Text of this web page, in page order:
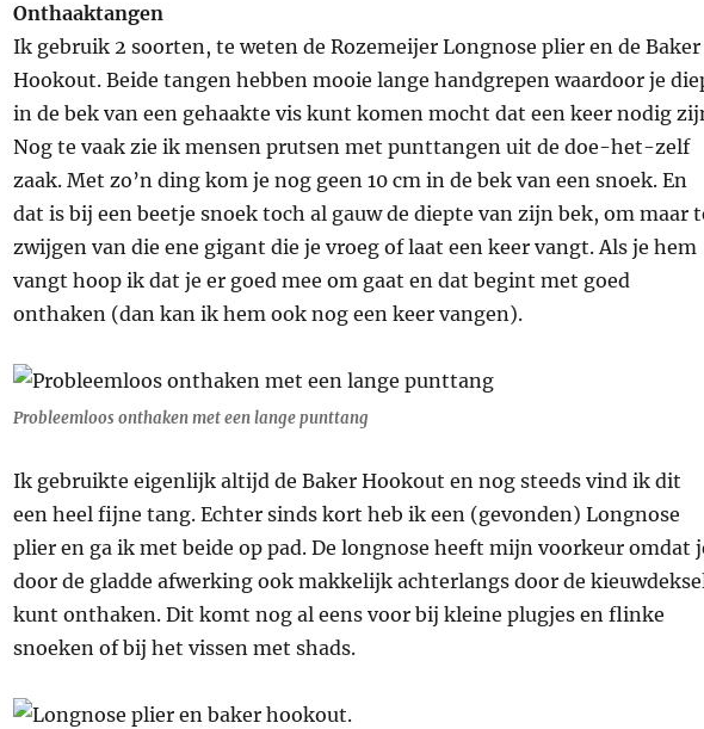
Onthaaktangen
Ik gebruik 2 soorten, te weten de Rozemeijer Longnose plier en de Baker
Hookout. Beide tangen hebben mooie lange handgrepen waardoor je
in de bek van een gehaakte vis kunt komen mocht dat een keer nodig
Nog te vaak zie ik mensen prutsen met punttangen uit de doe-het-zelf
zaak. Met zo’n ding kom je nog geen 10 cm in de bek van een snoek. En
dat is bij een beetje snoek toch al gauw de diepte van zijn bek, om maar
zwijgen van die ene gigant die je vroeg of laat een keer vangt. Als je hem
vangt hoop ik dat je er goed mee om gaat en dat begint met goed
onthaken (dan kan ik hem ook nog een keer vangen).
Probleemloos onthaken met een lange punttang
Ik gebruikte eigenlijk altijd de Baker Hookout en nog steeds vind ik dit
een heel fijne tang. Echter sinds kort heb ik een (gevonden) Longnose
plier en ga ik met beide op pad. De longnose heeft mijn voorkeur omdat
door de gladde afwerking ook makkelijk achterlangs door de
kunt onthaken. Dit komt nog al eens voor bij kleine plugjes en flinke
snoeken of bij het vissen met shads.